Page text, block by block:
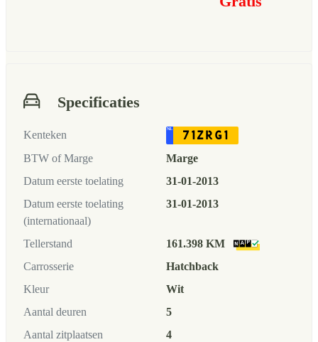
Specificaties
Kenteken NL 71ZRG1
BTW of Marge
Marge
Datum eerste toelating
31-01-2013
Datum eerste toelating
(internationaal)
31-01-2013
Tellerstand
161.398 KM
Carrosserie
Hatchback
Kleur
Wit
Aantal deuren
5
Aantal zitplaatsen
4